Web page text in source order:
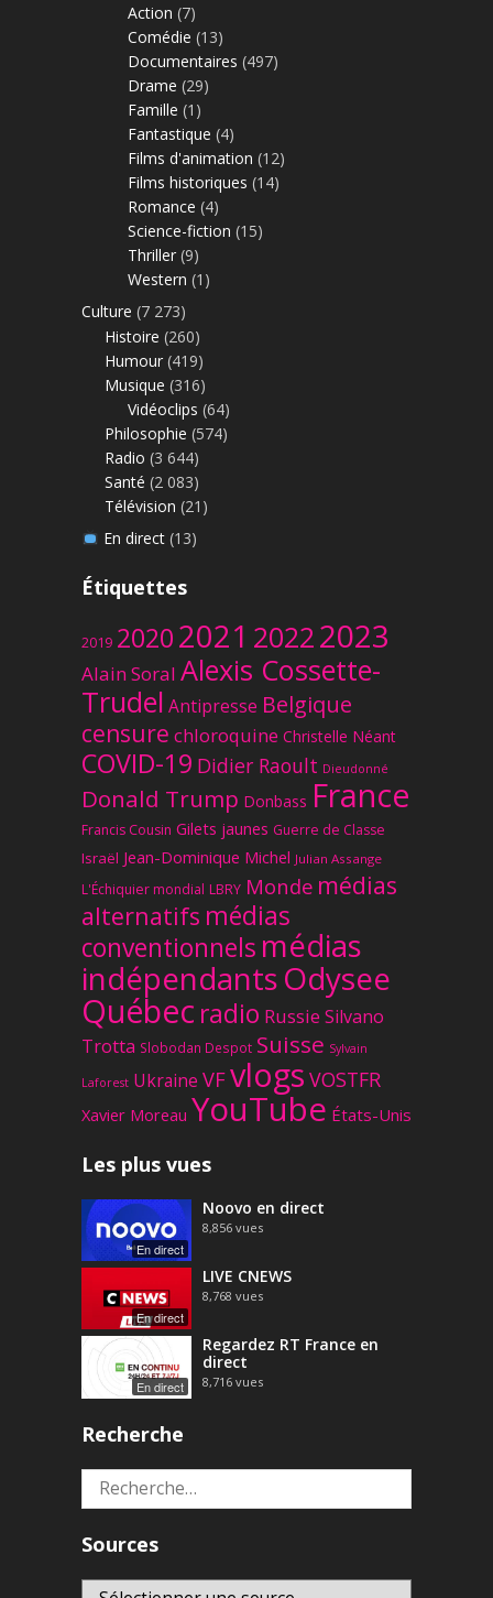
Action (7)
Comédie (13)
Documentaires (497)
Drame (29)
Famille (1)
Fantastique (4)
Films d'animation (12)
Films historiques (14)
Romance (4)
Science-fiction (15)
Thriller (9)
Western (1)
Culture (7 273)
Histoire (260)
Humour (419)
Musique (316)
Vidéoclips (64)
Philosophie (574)
Radio (3 644)
Santé (2 083)
Télévision (21)
En direct(13)
Étiquettes
2019 20202021 20222023
Alain Soral Alexis Cossette-
Trudel Antipresse Belgique
censure chloroquine Christelle Néant
COVID-19 Didier Raoult Dieudonné
Donald Trump Donbass France
Francis Cousin Gilets jaunes Guerre de Classe
Israël Jean-Dominique Michel Julian Assange
L'Échiquier mondial LBRY Monde médias
alternatifs médias
conventionnels médias
indépendantsOdysee
Québec radio Russie Silvano
Trotta Slobodan Despot Suisse Sylvain
Laforest Ukraine VFvlogs VOSTFR
Xavier Moreau YouTube États-Unis
Les plus vues
En direct
Noovo en direct
8,856 vues
En direct
LIVE CNEWS
8,768 vues
En direct
Regardez RT France en
direct
8,716 vues
Recherche
Rechercher :
Sources